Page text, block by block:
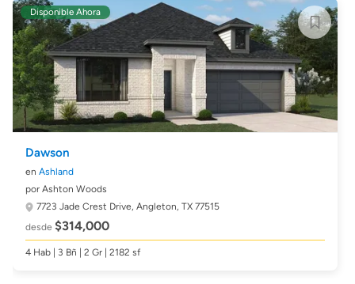
Disponible Ahora
Dawson
en Ashland
por Ashton Woods
7723 Jade Crest Drive, Angleton, TX 77515
desde $314,000
4 Hab | 3 Bñ | 2 Gr | 2182 sf